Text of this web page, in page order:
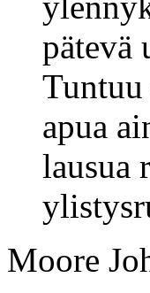
pätevä
Tuntuu
apua
lausua
Moore